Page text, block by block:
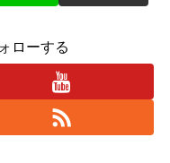
ローする